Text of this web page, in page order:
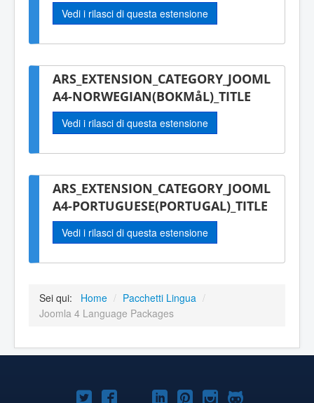
Vedi i rilasci di questa estensione
ARS_EXTENSION_CATEGORY_JOOML
A4-NORWEGIAN(BOKMåL)_TITLE
Vedi i rilasci di questa estensione
ARS_EXTENSION_CATEGORY_JOOML
A4-PORTUGUESE(PORTUGAL)_TITLE
Vedi i rilasci di questa estensione
Sei qui: Home / Pacchetti Lingua /
Joomla 4 Language Packages
Joomla!Joomla!Joomla!
Joomla!Joomla!
Joomla!Joomla!